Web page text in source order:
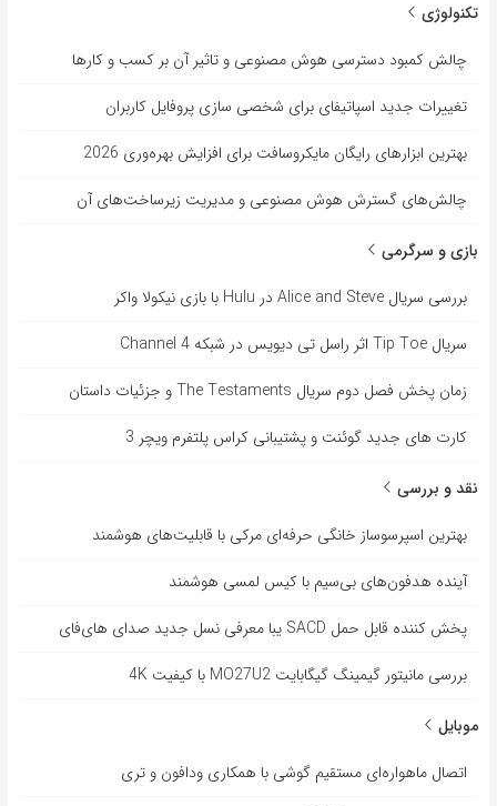
تکنولوژی
چالش کمبود دسترسی هوش مصنوعی و تاثیر آن بر کسب و کارها
تغییرات جدید اسپاتیفای برای شخصی سازی پروفایل کاربران
بهترین ابزارهای رایگان مایکروسافت برای افزایش بهره‌وری 2026
چالش‌های گسترش هوش مصنوعی و مدیریت زیرساخت‌های آن
بازی و سرگرمی
بررسی سریال Alice and Steve در Hulu با بازی نیکولا واکر
سریال Tip Toe اثر راسل تی دیویس در شبکه Channel 4
زمان پخش فصل دوم سریال The Testaments و جزئیات داستان
کارت های جدید گوئنت و پشتیبانی کراس پلتفرم ویچر 3
نقد و بررسی
بهترین اسپرسوساز خانگی حرفه‌ای مرکی با قابلیت‌های هوشمند
آینده هدفون‌های بی‌سیم با کیس لمسی هوشمند
پخش کننده قابل حمل SACD یبا معرفی نسل جدید صدای های‌فای
بررسی مانیتور گیمینگ گیگابایت MO27U2 با کیفیت 4K
موبایل
اتصال ماهواره‌ای مستقیم گوشی‌ با همکاری ودافون و تری